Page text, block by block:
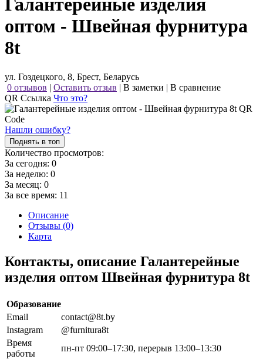
Галантерейные изделия
оптом - Швейная фурнитура
8t
ул. Гоздецкого, 8, Брест, Беларусь
0 отзывов | Оставить отзыв | В заметки | В сравнение
QR Ссылка Что это?
Нашли ошибку?
Поднять в топ
Количество просмотров:
За сегодня: 0
За неделю: 0
За месяц: 0
За все время: 11
Описание
Отзывы (0)
Карта
Контакты, описание Галантерейные
изделия оптом Швейная фурнитура 8t
Образование
Email
contact@8t.by
Instagram
@furnitura8t
Время
работы
пн-пт 09:00–17:30, перерыв 13:00–13:30